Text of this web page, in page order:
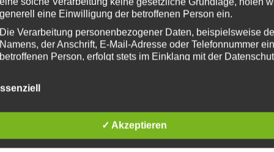
2024 © All Rights Reserved | Icons byIcons8|Datenschutz
generell eine Einwilligung der betroffenen Person ein.
Die Verarbeitung personenbezogener Daten, beispielsweise
Namens, der Anschrift, E-Mail-Adresse oder Telefonnummer
betroffenen Person, erfolgt stets im Einklang mit der
Datenschutzerklärung möchte unser Unternehmen die
betroffene Personen mittels dieser Datenschutzerklärung über
ihnen zustehenden Rechte aufgeklärt.
✓ Akzeptieren